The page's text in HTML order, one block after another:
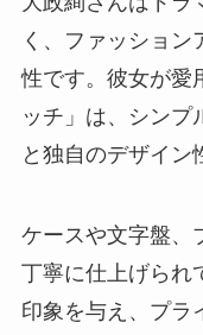
く、ファッショ
性です。彼女が愛
ッチ」は、シンプ
と独自のデザイン
ケースや文字盤、
丁寧に仕上げられ
印象を与え、プラ